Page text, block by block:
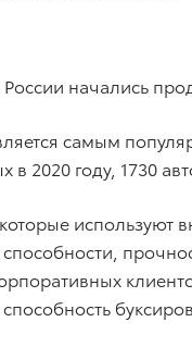
начались
самым
в 2020 году, 1730
используют